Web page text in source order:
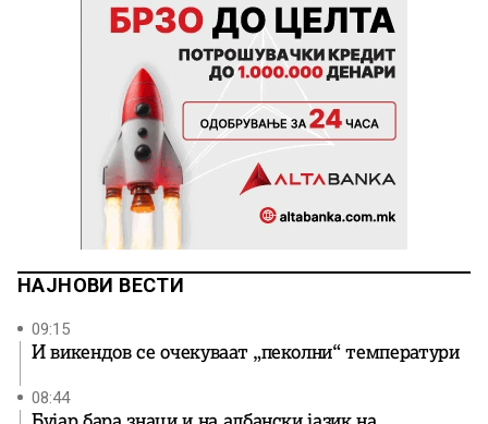
НАЈНОВИ ВЕСТИ
09:15
И викендов се очекуваат „пеколни“ температури
08:44